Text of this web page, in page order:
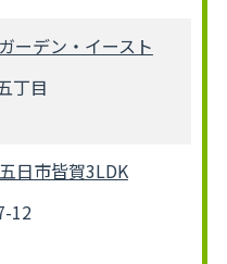
ーデン・イースト
丁目
日市皆賀3LDK
12